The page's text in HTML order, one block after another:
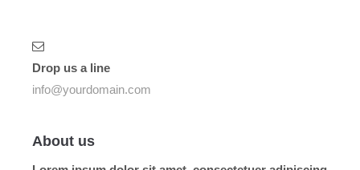
Drop us a line
info@yourdomain.com
About us